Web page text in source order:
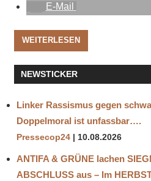
E-Mail
WEITERLESEN
NEWSTICKER
Linker Rassismus gegen
Doppelmoral ist unfassbar….
Pressecop24 10.08.2026
ANTIFA & GRÜNE lachen
ABSCHLUSS aus – Im